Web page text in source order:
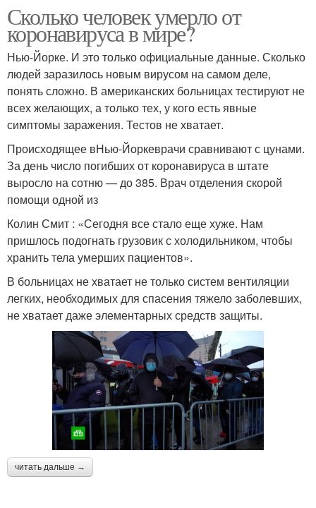
Сколько человек умерло от
коронавируса в мире?
Нью-Йорке. И это только официальные данные. Сколько
людей заразилось новым вирусом на самом деле,
понять сложно. В американских больницах тестируют не
всех желающих, а только тех, у кого есть явные
симптомы заражения. Тестов не хватает.
Происходящее вНью-Йоркеврачи сравнивают с цунами.
За день число погибших от коронавируса в штате
выросло на сотню — до 385. Врач отделения скорой
помощи одной из
Колин Смит : «Сегодня все стало еще хуже. Нам
пришлось подогнать грузовик с холодильником, чтобы
хранить тела умерших пациентов».
В больницах не хватает не только систем вентиляции
легких, необходимых для спасения тяжело заболевших,
не хватает даже элементарных средств защиты.
читать дальше →